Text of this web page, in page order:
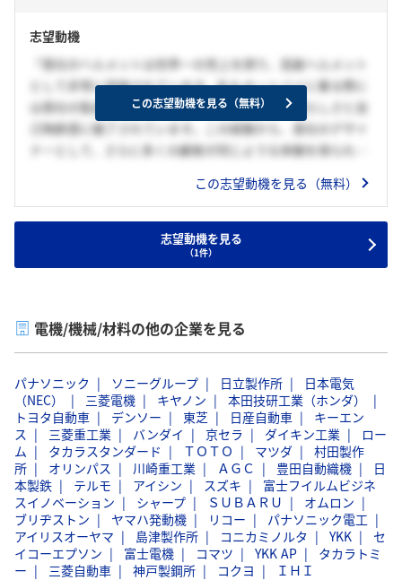
志望動機
「貴社のヘルメットは世界一の売上を誇り、高級ヘルメット
として非常に評価されています。私もオートバイに乗る際に
は貴社の製品を愛用しており、その走行感の素晴らしさと自
己陶酔感に魅了されています。この経験から、貴社のデザイ
ナーとして、さらに多くの顧客が同じような体験を得られる
この志望動機を見る（無料）
この志望動機を見る（無料）
志望動機を見る
（1件）
電機/機械/材料の他の企業を見る
パナソニック ソニーグループ 日立製作所
日本電気
（NEC）
三菱電機 キヤノン
本田技研工業（ホンダ）
トヨタ自動車
デンソー 東芝 日産自動車
キーエン
ス
三菱重工業 バンダイ 京セラ ダイキン工業
ロー
ム
タカラスタンダード ＴＯＴＯ マツダ
村田製作
所
オリンパス 川崎重工業 ＡＧＣ 豊田自動織機
日
本製鉄
テルモ アイシン スズキ
富士フイルムビジネ
スイノベーション
シャープ ＳＵＢＡＲＵ
オムロン
ブリヂストン
ヤマハ発動機 リコー
パナソニック電工
アイリスオーヤマ
島津製作所 コニカミノルタ YKK
セ
イコーエプソン
富士電機 コマツ YKK AP
タカラトミ
ー
三菱自動車 神戸製鋼所 コクヨ ＩＨＩ